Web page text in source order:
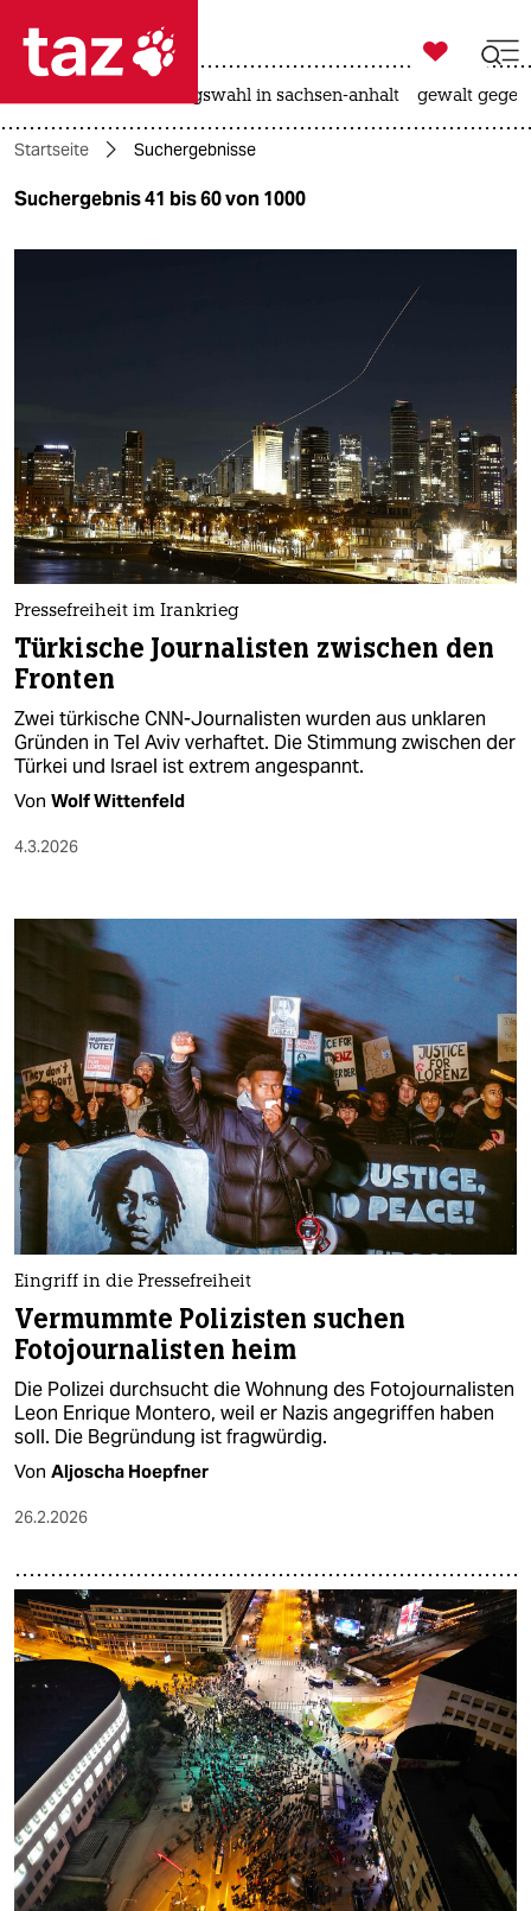
 taz zahl ich
taz zahl ich
themen
sport
berlin
nord
wahrheit
verlag
verlag
veranstaltungen
shop
unterstützen
genossenschaft
epaper login

taz zahl ich
landtagswahl in sachsen-anhalt gewalt
Startseite Suchergebnisse
Suchergebnis 41 bis 60 von 1000
Pressefreiheit im Irankrieg
Türkische Journalisten zwischen den
Fronten
Zwei türkische CNN-Journalisten wurden aus unklaren
Gründen in Tel Aviv verhaftet. Die Stimmung zwischen der
Türkei und Israel ist extrem angespannt.
Von Wolf Wittenfeld
4.3.2026
Eingriff in die Pressefreiheit
Vermummte Polizisten suchen
Fotojournalisten heim
Die Polizei durchsucht die Wohnung des Fotojournalisten
Leon Enrique Montero, weil er Nazis angegriffen haben
soll. Die Begründung ist fragwürdig.
Von Aljoscha Hoepfner
26.2.2026